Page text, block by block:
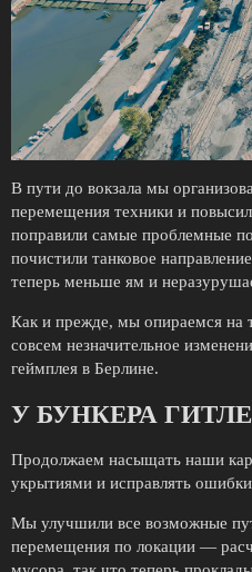
В пути до вокзала мы
перемещения техники и
поправили самые проблемные
почистили танковое
теперь меньше ям и
Как и прежде, мы опираемся на
совсем незначительное
геймплея в Берлине.
У БУНКЕРА
Продолжаем насыщать наши
укрытиями и исправлять
Мы улучшили все возможные
перемещения по локации —